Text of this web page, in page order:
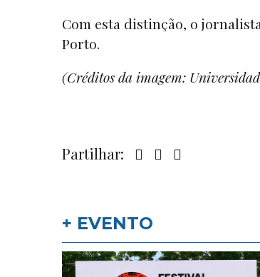
Com esta distinção, o
Porto.
(Créditos da imagem:
Partilhar:
+ EVENTO